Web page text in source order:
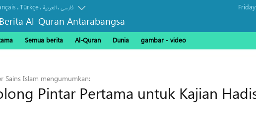
.Türkçe. العربیة.فارسی
Al-Quran Antarabangsa
Semua berita Al-Quran Dunia gambar - video
Sains Islam mengumumkan:
Pintar Pertama untuk Kajian